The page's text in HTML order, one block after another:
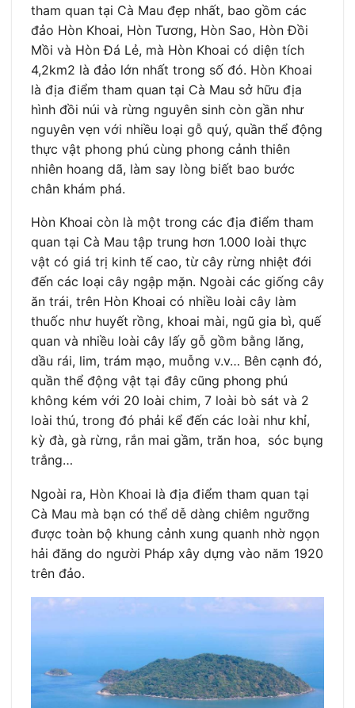
tham quan tại Cà Mau đẹp nhất, bao gồm các
đảo Hòn Khoai, Hòn Tương, Hòn Sao, Hòn Đồi
Mồi và Hòn Đá Lẻ, mà Hòn Khoai có diện tích
4,2km2 là đảo lớn nhất trong số đó. Hòn Khoai
là địa điểm tham quan tại Cà Mau sở hữu địa
hình đồi núi và rừng nguyên sinh còn gần như
nguyên vẹn với nhiều loại gỗ quý, quần thể động
thực vật phong phú cùng phong cảnh thiên
nhiên hoang dã, làm say lòng biết bao bước
chân khám phá.
Hòn Khoai còn là một trong các địa điểm tham
quan tại Cà Mau tập trung hơn 1.000 loài thực
vật có giá trị kinh tế cao, từ cây rừng nhiệt đới
đến các loại cây ngập mặn. Ngoài các giống cây
ăn trái, trên Hòn Khoai có nhiều loài cây làm
thuốc như huyết rồng, khoai mài, ngũ gia bì, quế
quan và nhiều loài cây lấy gỗ gồm bằng lăng,
dầu rái, lim, trám mạo, muỗng v.v… Bên cạnh đó,
quần thể động vật tại đây cũng phong phú
không kém với 20 loài chim, 7 loài bò sát và 2
loài thú, trong đó phải kể đến các loài như khỉ,
kỳ đà, gà rừng, rắn mai gầm, trăn hoa, sóc bụng
trắng…
Ngoài ra, Hòn Khoai là địa điểm tham quan tại
Cà Mau mà bạn có thể dễ dàng chiêm ngưỡng
được toàn bộ khung cảnh xung quanh nhờ ngọn
hải đăng do người Pháp xây dựng vào năm 1920
trên đảo.